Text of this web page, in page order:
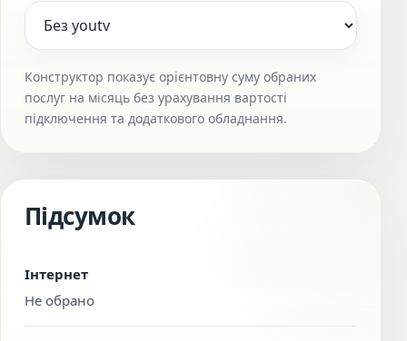
Конструктор показує орієнтовну суму обраних
послуг на місяць без урахування вартості
підключення та додаткового обладнання.
Підсумок
Інтернет
Не обрано